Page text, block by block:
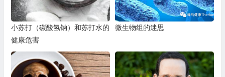
小苏打（碳酸氢钠）和苏打水的
健康危害
微生物组的迷思